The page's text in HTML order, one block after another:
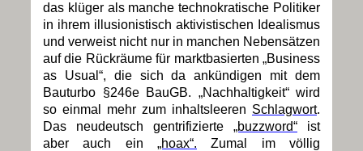
das klüger als manche technokratische Politiker
in ihrem illusionistisch aktivistischen Idealismus
und verweist nicht nur in manchen Nebensätzen
auf die Rückräume für marktbasierten „Business
as Usual“, die sich da ankündigen mit dem
Bauturbo §246e BauGB. „Nachhaltigkeit“ wird
so einmal mehr zum inhaltsleeren Schlagwort.
Das neudeutsch gentrifizierte „buzzword“ ist
aber auch ein „hoax“. Zumal im völlig